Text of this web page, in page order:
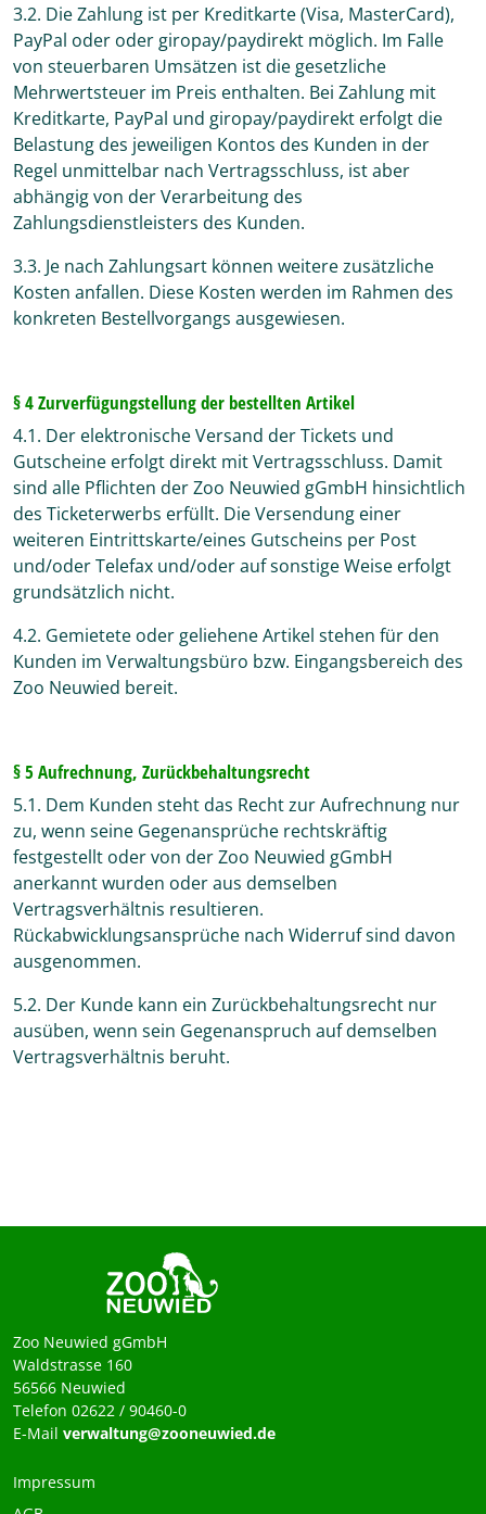
3.2. Die Zahlung ist per Kreditkarte (Visa, MasterCard),
PayPal oder oder giropay/paydirekt möglich. Im Falle
von steuerbaren Umsätzen ist die gesetzliche
Mehrwertsteuer im Preis enthalten. Bei Zahlung mit
Kreditkarte, PayPal und giropay/paydirekt erfolgt die
Belastung des jeweiligen Kontos des Kunden in der
Regel unmittelbar nach Vertragsschluss, ist aber
abhängig von der Verarbeitung des
Zahlungsdienstleisters des Kunden.
3.3. Je nach Zahlungsart können weitere zusätzliche
Kosten anfallen. Diese Kosten werden im Rahmen des
konkreten Bestellvorgangs ausgewiesen.
§ 4 Zurverfügungstellung der bestellten Artikel
4.1. Der elektronische Versand der Tickets und
Gutscheine erfolgt direkt mit Vertragsschluss. Damit
sind alle Pflichten der Zoo Neuwied gGmbH hinsichtlich
des Ticketerwerbs erfüllt. Die Versendung einer
weiteren Eintrittskarte/eines Gutscheins per Post
und/oder Telefax und/oder auf sonstige Weise erfolgt
grundsätzlich nicht.
4.2. Gemietete oder geliehene Artikel stehen für den
Kunden im Verwaltungsbüro bzw. Eingangsbereich des
Zoo Neuwied bereit.
§ 5 Aufrechnung, Zurückbehaltungsrecht
5.1. Dem Kunden steht das Recht zur Aufrechnung nur
zu, wenn seine Gegenansprüche rechtskräftig
festgestellt oder von der Zoo Neuwied gGmbH
anerkannt wurden oder aus demselben
Vertragsverhältnis resultieren.
Rückabwicklungsansprüche nach Widerruf sind davon
ausgenommen.
5.2. Der Kunde kann ein Zurückbehaltungsrecht nur
ausüben, wenn sein Gegenanspruch auf demselben
Vertragsverhältnis beruht.
Zoo Neuwied gGmbH
Waldstrasse 160
56566 Neuwied
Telefon 02622 / 90460-0
E-Mail verwaltung@zooneuwied.de
Impressum